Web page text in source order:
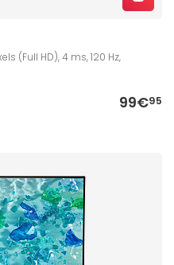
(Full HD), 4 ms, 120 Hz,
99€95